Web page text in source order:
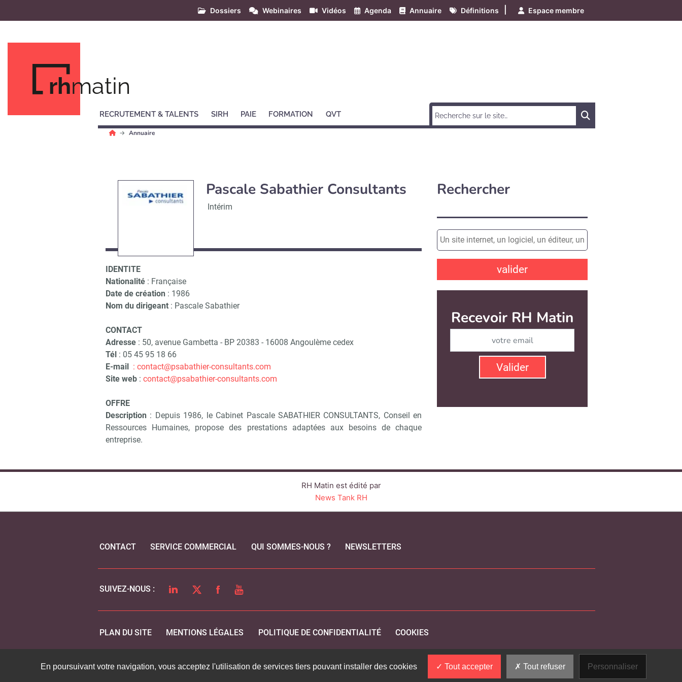
Dossiers Webinaires Vidéos Agenda Annuaire Définitions Espace membre
rhmatin
RECRUTEMENT & TALENTS SIRH PAIE FORMATION QVT
Annuaire
Pascale Sabathier Consultants
Intérim
IDENTITE
Nationalité : Française
Date de création : 1986
Nom du dirigeant : Pascale Sabathier
CONTACT
Adresse : 50, avenue Gambetta - BP 20383 - 16008 Angoulème cedex
Tél : 05 45 95 18 66
E-mail : contact@psabathier-consultants.com
Site web : contact@psabathier-consultants.com
OFFRE
Description : Depuis 1986, le Cabinet Pascale SABATHIER CONSULTANTS, Conseil en
Ressources Humaines, propose des prestations adaptées aux besoins de chaque
entreprise.
Rechercher
valider
Recevoir RH Matin
Valider
RH Matin est édité par
News Tank RH
CONTACT SERVICE COMMERCIAL QUI SOMMES-NOUS ? NEWSLETTERS
SUIVEZ-NOUS : LINKEDINTWITTERFACEBOOK
YOUTUBE
PLAN DU SITE MENTIONS LÉGALES POLITIQUE DE CONFIDENTIALITÉ COOKIES
En poursuivant votre navigation, vous acceptez l'utilisation de services tiers pouvant installer des cookies Tout accepter Tout refuser Personnaliser